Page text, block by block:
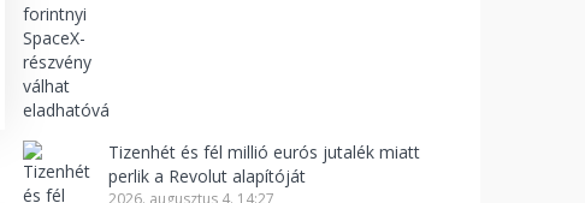
Tizenhét és fél millió eurós jutalék miatt
perlik a Revolut alapítóját
2026. augusztus 4. 14:27